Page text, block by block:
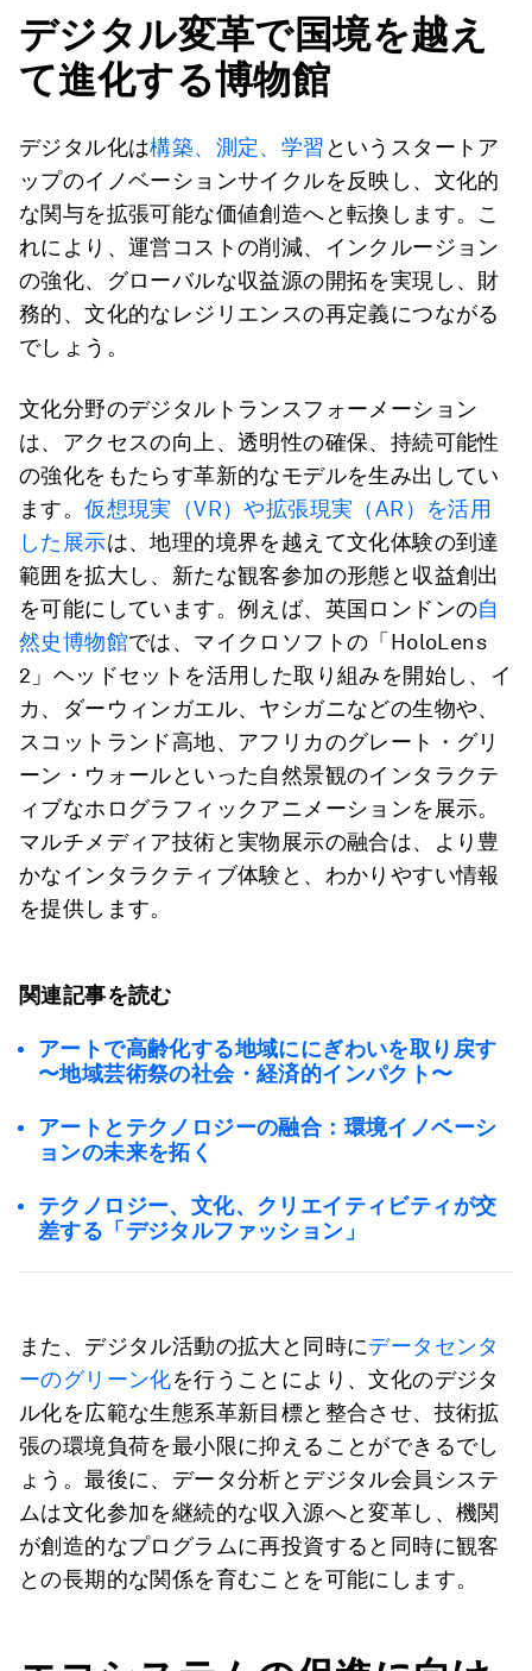
デジタル変革で国境を越え
て進化する博物館
デジタル化は構築、測定、学習 というスタートア
ップのイノベーションサイクルを反映し、文化的
な関与を拡張可能な価値創造へと転換します。こ
れにより、運営コストの削減、インクルージョン
の強化、グローバルな収益源の開拓を実現し、財
務的、文化的なレジリエンスの再定義につながる
でしょう。
文化分野のデジタルトランスフォーメーション
は、アクセスの向上、透明性の確保、持続可能性
の強化をもたらす革新的なモデルを生み出してい
ます。仮想現実（VR）や拡張現実（AR）を活用
した展示は、地理的境界を越えて文化体験の到達
範囲を拡大し、新たな観客参加の形態と収益創出
を可能にしています。例えば、英国ロンドンの自
然史博物館では、マイクロソフトの「HoloLens
2」ヘッドセットを活用した取り組みを開始し、イ
カ、ダーウィンガエル、ヤシガニなどの生物や、
スコットランド高地、アフリカのグレート・グリ
ーン・ウォールといった自然景観のインタラクテ
ィブなホログラフィックアニメーションを展示。
マルチメディア技術と実物展示の融合は、より豊
かなインタラクティブ体験と、わかりやすい情報
を提供します。
関連記事を読む
アートで高齢化する地域ににぎわいを取り戻す
〜地域芸術祭の社会・経済的インパクト〜
アートとテクノロジーの融合：環境イノベーシ
ョンの未来を拓く
テクノロジー、文化、クリエイティビティが交
差する「デジタルファッション」
また、デジタル活動の拡大と同時にデータセンタ
ーのグリーン化を行うことにより、文化のデジタ
ル化を広範な生態系革新目標と整合させ、技術拡
張の環境負荷を最小限に抑えることができるでし
ょう。最後に、データ分析とデジタル会員システ
ムは文化参加を継続的な収入源へと変革し、機関
が創造的なプログラムに再投資すると同時に観客
との長期的な関係を育むことを可能にします。